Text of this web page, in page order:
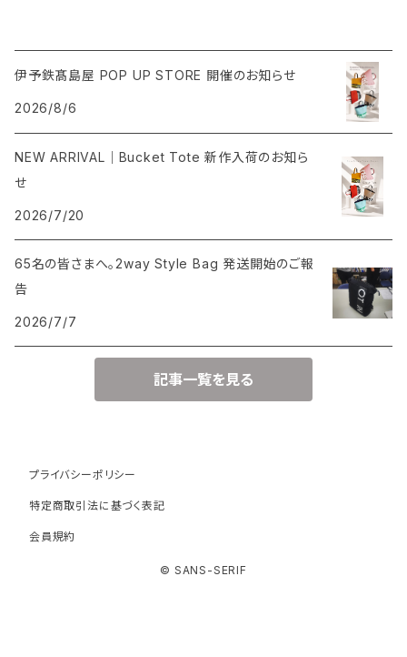
伊予鉄髙島屋 POP UP STORE 開催のお知らせ
2026/8/6
NEW ARRIVAL｜Bucket Tote 新作入荷のお知ら
せ
2026/7/20
65名の皆さまへ。2way Style Bag 発送開始のご報
告
2026/7/7
記事一覧を見る
プライバシーポリシー
特定商取引法に基づく表記
会員規約
© SANS-SERIF